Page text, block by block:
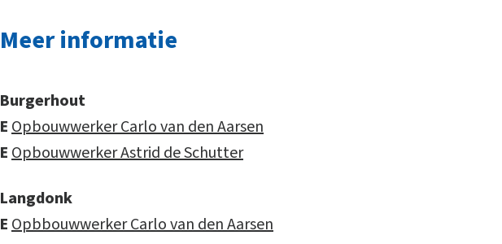
Meer informatie
Burgerhout
EOpbouwwerker Carlo van den Aarsen
EOpbouwwerker Astrid de Schutter
Langdonk
EOpbbouwwerker Carlo van den Aarsen